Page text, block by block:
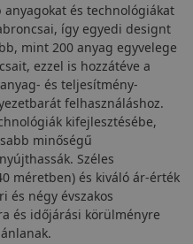
és technológiákat
így egyedi designt
mint 200 anyag egyvelege
ezzel is hozzátéve a
és teljesítmény-
felhasználáshoz.
kifejlesztésébe,
minőségű
Széles
méretben) és kiváló ár-érték
és négy évszakos
és időjárási körülményre